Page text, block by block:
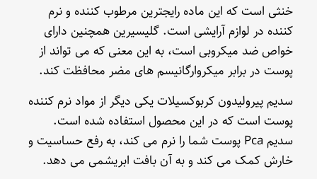
خنثی است که این ماده رایجترین مرطوب کننده و نرم
کننده در لوازم آرایشی است. گلیسیرین همچنین دارای
خواص ضد میکروبی است، به این معنی که می تواند از
پوست در برابر میکروارگانیسم های مضر محافظت کند.
سدیم پیرولیدون کربوکسیلات یکی دیگر از مواد نرم کننده
پوست است که در این محصول استفاده شده است.
سدیم Pca پوست شما را نرم می کند، به رفع حساسیت و
خارش کمک می کند و به آن بافت ابریشمی می دهد.